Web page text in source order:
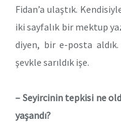
Fidan’a ulaştık.
iki sayfalık bir mektup
diyen, bir e-posta
şevkle sarıldık işe.
– Seyircinin tepkisi ne
yaşandı?